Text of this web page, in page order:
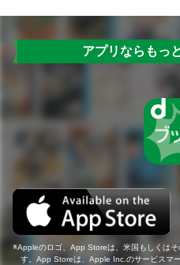
アプリならもっ
Appleのロゴ、App Storeは、米国もしくは
す。App Storeは、Apple Inc.のサービスマー